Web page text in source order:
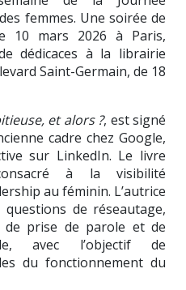
femmes. Une soirée de
10 mars 2026 à Paris,
dédicaces à la librairie
Saint-Germain, de 18
et alors ?, est signé
cadre chez Google,
sur LinkedIn. Le livre
à la visibilité
au féminin. L’autrice
de réseautage,
de prise de parole et de
avec l’objectif de
du fonctionnement du